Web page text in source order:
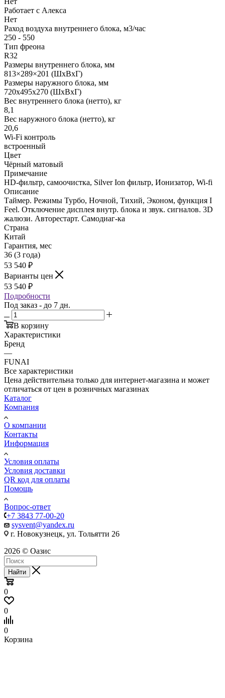
Работает с Алекса
Нет
Раход воздуха внутреннего блока, м3/час
250 - 550
Тип фреона
R32
Размеры внутреннего блока, мм
813×289×201 (ШхВхГ)
Размеры наружного блока, мм
720x495x270 (ШхВхГ)
Вес внутреннего блока (нетто), кг
8,1
Вес наружного блока (нетто), кг
20,6
Wi-Fi контроль
встроенный
Цвет
Чёрный матовый
Примечание
HD-фильтр, самоочистка, Silver Ion фильтр, Ионизатор, Wi-fi
Описание
Таймер. Режимы Турбо, Ночной, Тихий, Эконом, функция I
Feel. Отключение дисплея внутр. блока и звук. сигналов. 3D
жалюзи. Авторестарт. Самодиаг-ка
Страна
Китай
Гарантия, мес
36 (3 года)
53 540 ₽
Варианты цен
53 540 ₽
Подробности
Под заказ - до 7 дн.
В корзину
Характеристики
Бренд
—
FUNAI
Все характеристики
Цена действительна только для интернет-магазина и может
отличаться от цен в розничных магазинах
Каталог
Компания
О компании
Контакты
Информация
Условия оплаты
Условия доставки
QR код для оплаты
Помощь
Вопрос-ответ
+7 3843 77-00-20
sysvent@yandex.ru
г. Новокузнецк, ул. Тольятти 26
2026 © Оазис
Найти
0
0
0
Корзина